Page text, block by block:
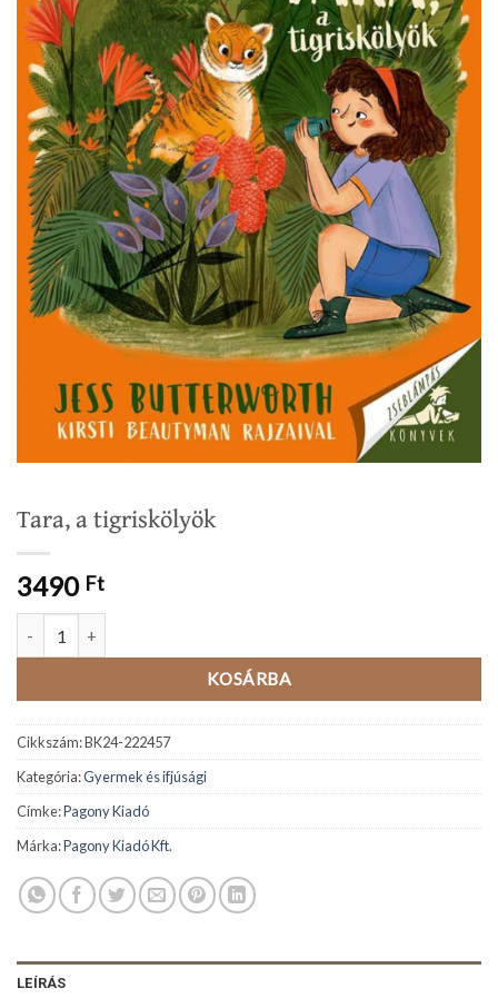
Tara, a tigriskölyök
3490 Ft
KOSÁRBA
Cikkszám:BK24-222457
Kategória:Gyermek és ifjúsági
Címke:Pagony Kiadó
Márka:Pagony Kiadó Kft.
LEÍRÁS